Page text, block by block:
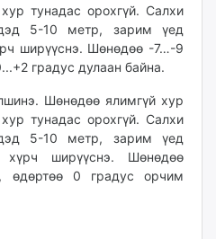
тунадас орохгүй. Салхи
5-10 метр, зарим үед
ширүүснэ. Шөнөдөө -7…-9
градус дулаан байна.
Шөнөдөө ялимгүй хур
тунадас орохгүй. Салхи
5-10 метр, зарим үед
ширүүснэ. Шөнөдөө
өдөртөө 0 градус орчим